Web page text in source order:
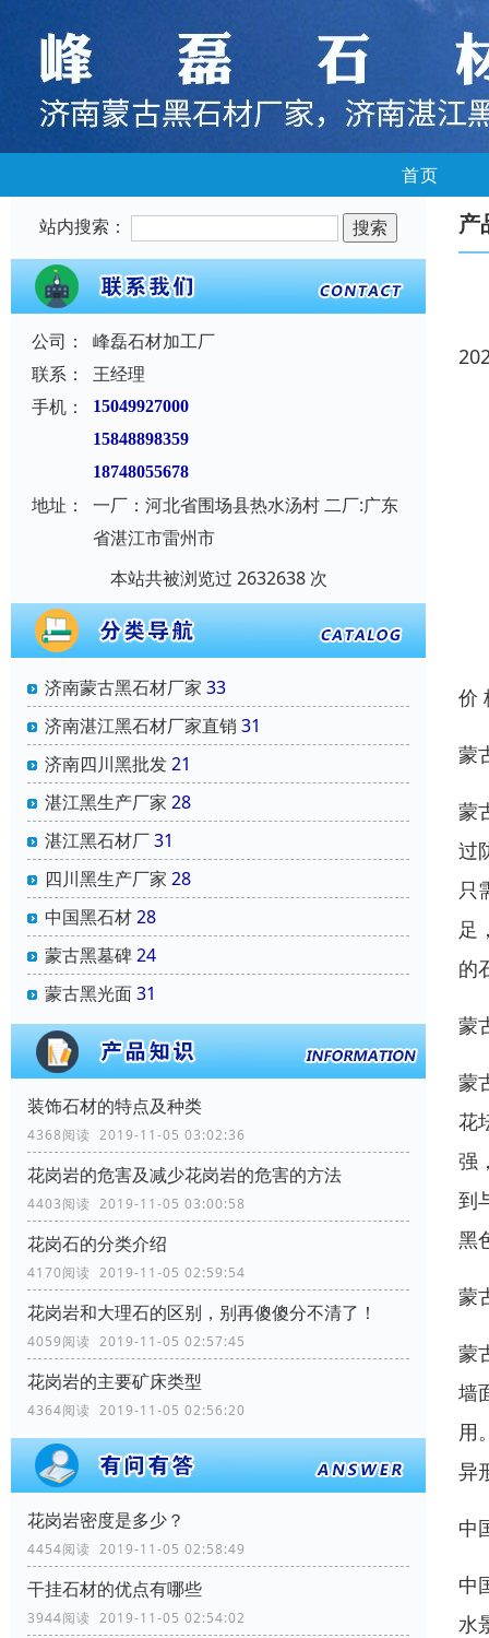
首页
站内搜索：
公司：
峰磊石材加工厂
联系：
王经理
手机：
15049927000
15848898359
18748055678
地址：
一厂：河北省围场县热水汤村 二厂:广东
省湛江市雷州市
本站共被浏览过 2632638 次
济南蒙古黑石材厂家 33
济南湛江黑石材厂家直销 31
济南四川黑批发21
湛江黑生产厂家 28
湛江黑石材厂31
四川黑生产厂家 28
中国黑石材28
蒙古黑墓碑24
蒙古黑光面31
装饰石材的特点及种类
4368阅读 2019-11-05 03:02:36
花岗岩的危害及减少花岗岩的危害的方法
4403阅读 2019-11-05 03:00:58
花岗石的分类介绍
4170阅读 2019-11-05 02:59:54
花岗岩和大理石的区别，别再傻傻分不清了！
4059阅读 2019-11-05 02:57:45
花岗岩的主要矿床类型
4364阅读 2019-11-05 02:56:20
花岗岩密度是多少？
4454阅读 2019-11-05 02:58:49
干挂石材的优点有哪些
3944阅读 2019-11-05 02:54:02
产
价
蒙
蒙
过
只
足
的
蒙
蒙
花
强
到
黑
蒙
蒙
墙
用
异
中
中
水